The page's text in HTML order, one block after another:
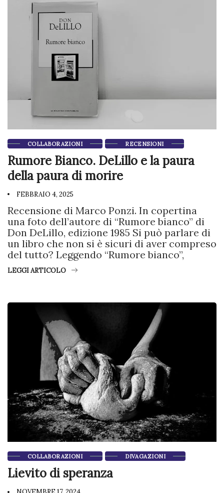
COLLABORAZIONI RECENSIONI
Rumore Bianco. DeLillo e la paura
della paura di morire
FEBBRAIO 4, 2025
Recensione di Marco Ponzi. In copertina
una foto dell’autore di “Rumore bianco” di
Don DeLillo, edizione 1985 Si può parlare di
un libro che non si è sicuri di aver compreso
del tutto? Leggendo “Rumore bianco”,
LEGGI ARTICOLO
COLLABORAZIONI DIVAGAZIONI
Lievito di speranza